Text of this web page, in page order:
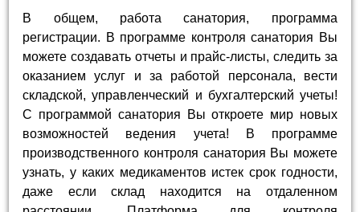
В общем, работа санатория, программа
регистрации. В программе контроля санатория Вы
можете создавать отчеты и прайс-листы, следить за
оказанием услуг и за работой персонала, вести
складской, управленческий и бухгалтерский учеты!
С программой санатория Вы откроете мир новых
возможностей ведения учета! В программе
производственного контроля санатория Вы можете
узнать, у каких медикаментов истек срок годности,
даже если склад находится на отдаленном